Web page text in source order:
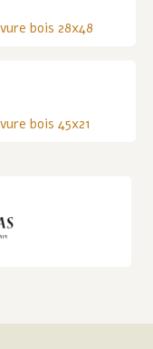
bois 28x48
bois 45x21